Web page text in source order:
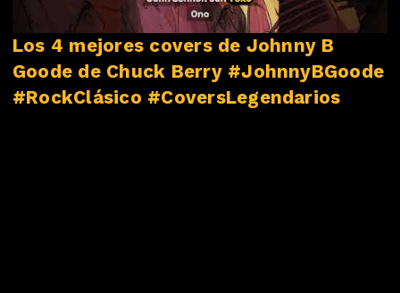
Los 4 mejores covers de Johnny B
Goode de Chuck Berry #JohnnyBGoode
#RockClásico #CoversLegendarios